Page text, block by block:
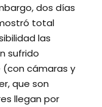
dos días
total
las
sufrido
(con cámaras y
que son
llegan por